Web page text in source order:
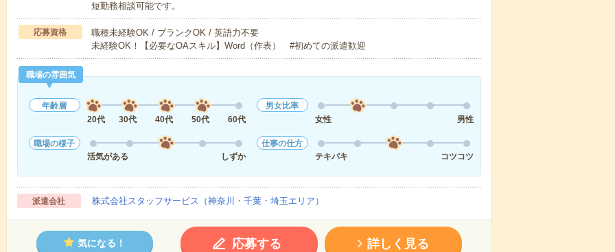
短勤務相談可能です。
応募資格
職種未経験OK / ブランクOK / 英語力不要
未経験OK！【必要なOAスキル】Word（作表） #初めての派遣歓迎
職場の雰囲気
年齢層
20代
30代 40代 50代 60代
男女比率
女性
男性
職場の様子
活気がある
しずか
仕事の仕方
テキパキ
コツコツ
派遣会社 株式会社スタッフサービス（神奈川・千葉・埼玉エリア）
気になる！ 応募する 詳しく見る